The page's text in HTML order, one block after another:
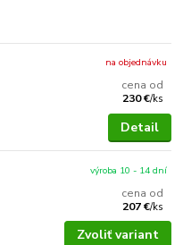
cena od
230 €/ks
na objednávku
Detail
cena od
207 €/ks
výroba 10 - 14 dní
Zvoliť variant